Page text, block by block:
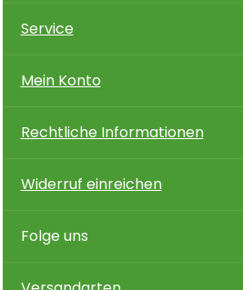
Service
Mein Konto
Rechtliche Informationen
Widerruf einreichen
Folge uns